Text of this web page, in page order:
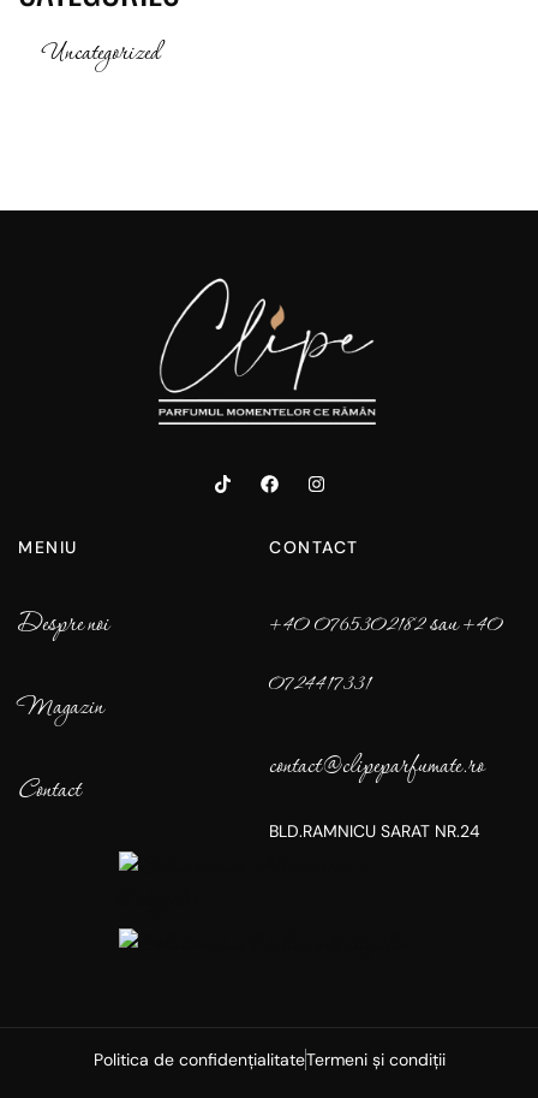
Uncategorized
MENIU
Despre noi
Magazin
Contact
CONTACT
+40 0765302182 sau +40
0724417331
contact@clipeparfumate.ro
BLD.RAMNICU SARAT NR.24
Politica de confidențialitateTermeni și condiții